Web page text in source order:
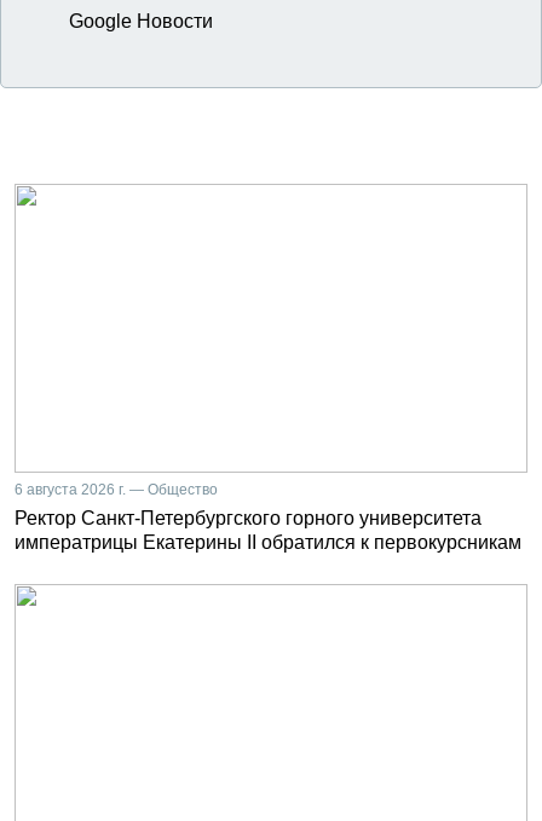
Google Новости
6 августа 2026 г. — Общество
Ректор Санкт-Петербургского горного университета
императрицы Екатерины II обратился к первокурсникам